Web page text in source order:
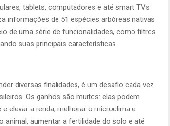
tablets, computadores e até smart TVs
informações de 51 espécies arbóreas nativas
de uma série de funcionalidades, como filtros
suas principais características.
diversas finalidades, é um desafio cada vez
Os ganhos são muitos: elas podem
elevar a renda, melhorar o microclima e
aumentar a fertilidade do solo e até